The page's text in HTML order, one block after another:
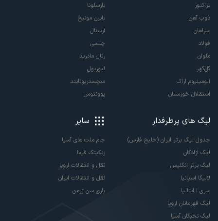
تراکتور
ذوب آهن
سپاهان
فولاد
ملوان
گل‌گهر
آلومینیوم اراک
استقلال خوزستان
بارسلونا
بایرن مونیخ
آرسنال
چلسی
رئال مادرید
لیورپول
منچستریونایتد
یوونتوس
لیگ های پرطرفدار
جدول لیگ برتر ایران (خلیج فارس)
لیگ آزادگان
لیگ برتر انگلیس
لالیگا اسپانیا
سری آ ایتالیا
لیگ قهرمانان اروپا
لیگ نخبگان آسیا
سایر
جام ملت های آسیا
رنکینگ فیفا
نقل و انتقالات اروپا
نقل و انتقالات ایران
پاری سن ژرمن